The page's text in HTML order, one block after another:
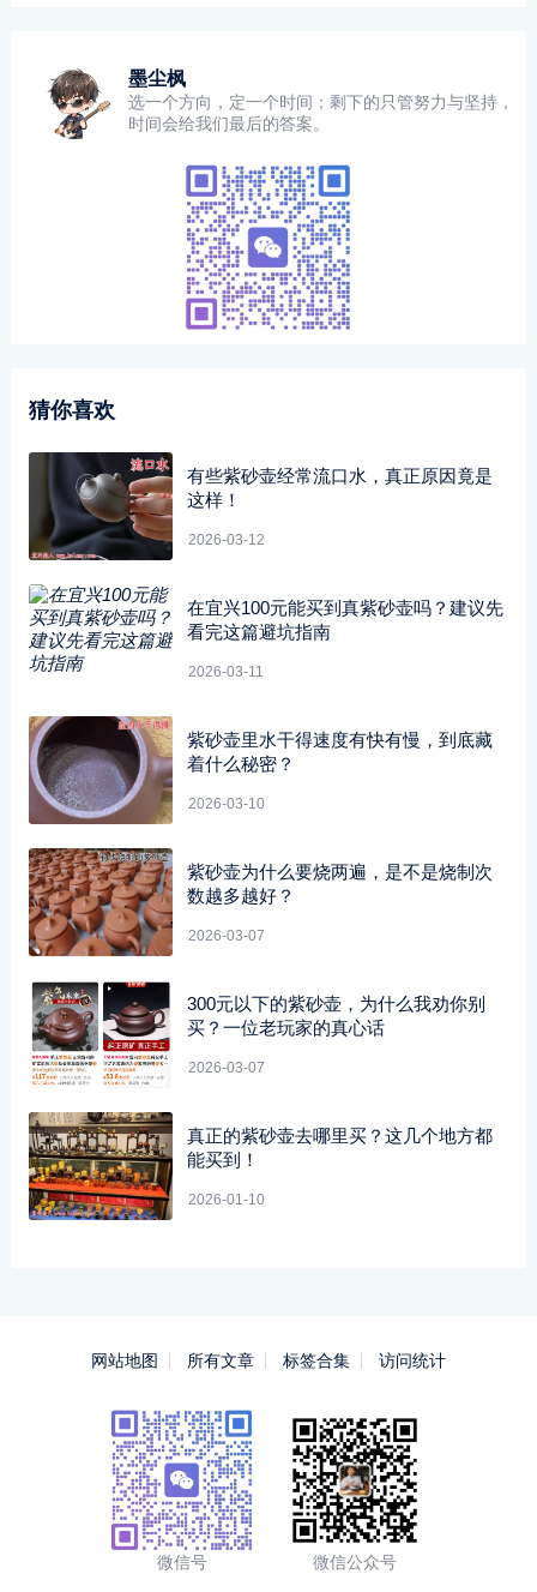
墨尘枫
选一个方向，定一个时间；剩下的只管努力与坚持，
时间会给我们最后的答案。
猜你喜欢
有些紫砂壶经常流口水，真正原因竟是
这样！
2026-03-12
在宜兴100元能买到真紫砂壶吗？建议先
看完这篇避坑指南
2026-03-11
紫砂壶里水干得速度有快有慢，到底藏
着什么秘密？
2026-03-10
紫砂壶为什么要烧两遍，是不是烧制次
数越多越好？
2026-03-07
300元以下的紫砂壶，为什么我劝你别
买？一位老玩家的真心话
2026-03-07
真正的紫砂壶去哪里买？这几个地方都
能买到！
2026-01-10
网站地图 所有文章 标签合集 访问统计
微信号 微信公众号